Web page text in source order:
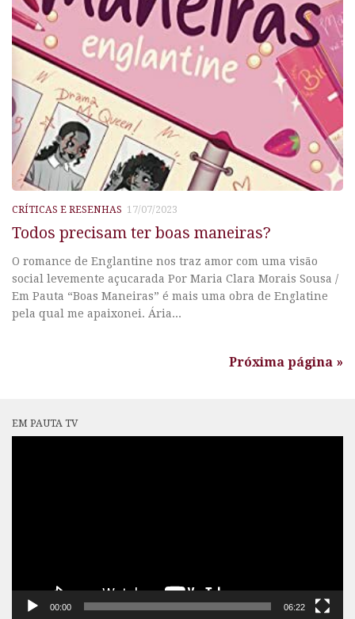
CRÍTICAS E RESENHAS 17/07/2023
Todos precisam ter boas maneiras?
O romance de Englantine nos traz amor com uma visão
social levemente açucarada Por Maria Clara Morais Sousa /
Em Pauta “Boas Maneiras” é mais uma obra de Englatine
pela qual me apaixonei. Ária...
Próxima página »
EM PAUTA TV
00:00 06:22